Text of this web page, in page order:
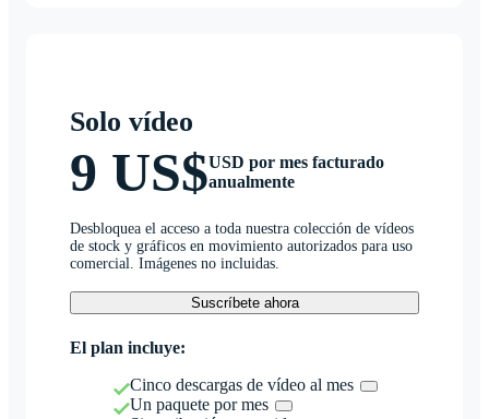
Solo vídeo
9 US$USD por mes facturado
anualmente
Desbloquea el acceso a toda nuestra colección de vídeos
de stock y gráficos en movimiento autorizados para uso
comercial. Imágenes no incluidas.
Suscríbete ahora
El plan incluye:
Cinco descargas de vídeo al mes
Un paquete por mes